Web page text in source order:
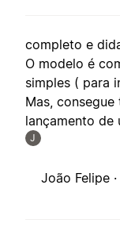
completo e
O modelo é
simples ( para
Mas,
lançamento de
J
João Felipe ·